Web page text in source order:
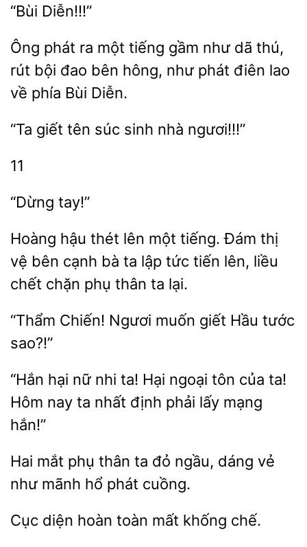
phát ra một tiếng gầm
dã thú,
rút bội đao bên hông,
phát điên lao
về phía Bùi Diễn.
“Ta súc nhà ngươi!!!”
11
Hoàng hậu thét lên một tiếng. Đám thị
vệ bên cạnh
ta lập tiến
liều
chết chặn phụ thân ta lại.
muốn giết Hầu tước
sao?!”
hại nữ nhi
Hại ngoại tôn của ta!
Hôm nay ta nhất định phải lấy
hắn!”
Hai mắt
ta đỏ ngầu, dáng vẻ
mãnh hổ phát cuồng.
hoàn toàn mất chế.